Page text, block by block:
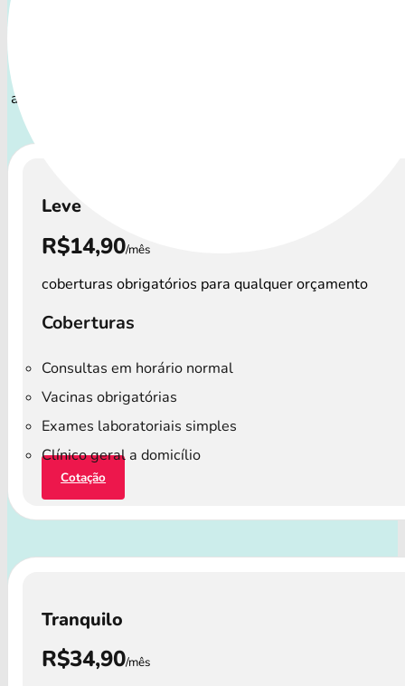
atenção especial.
Leve
R$14,90/mês
coberturas obrigatórios para qualquer orçamento
Coberturas
Consultas em horário normal
Vacinas obrigatórias
Exames laboratoriais simples
Clínico geral a domicílio
Cotação
Tranquilo
R$34,90/mês